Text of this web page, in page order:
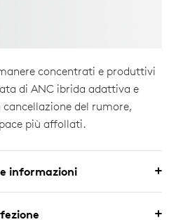
concentrati e produttivi
di ANC ibrida adattiva e
del rumore,
più affollati.
informazioni